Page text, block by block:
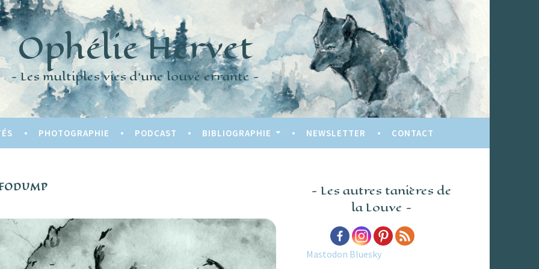
Ophélie Hervet
Les multiples vies d'une louve errante
PHOTOGRAPHIE PODCAST BIBLIOGRAPHIE NEWSLETTER CONTACT
Les autres tanières de
la Louve
Mastodon Bluesky